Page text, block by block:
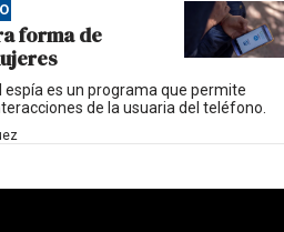
forma de
espía es un programa que permite
de la usuaria del teléfono.